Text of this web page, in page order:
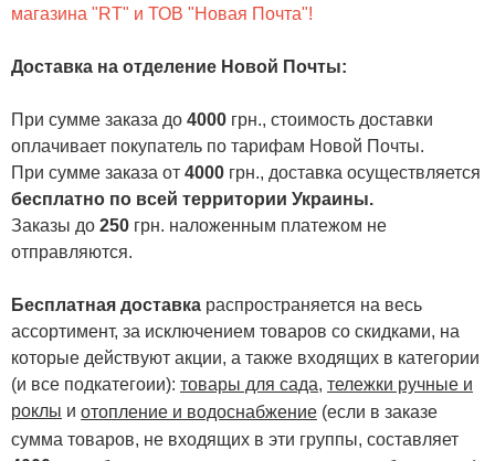
магазина "RT" и ТОВ "Новая Почта"!
Доставка на отделение Новой Почты:
При сумме заказа до 4000 грн., стоимость доставки
оплачивает покупатель по тарифам Новой Почты.
При сумме заказа от 4000 грн., доставка осуществляется
бесплатно по всей территории Украины.
Заказы до 250 грн. наложенным платежом не
отправляются.
Бесплатная доставка распространяется на весь
ассортимент, за исключением товаров со скидками, на
которые действуют акции, а также входящих в категории
(и все подкатегоии): товары для сада, тележки ручные и
роклы и отопление и водоснабжение (если в заказе
сумма товаров, не входящих в эти группы, составляет